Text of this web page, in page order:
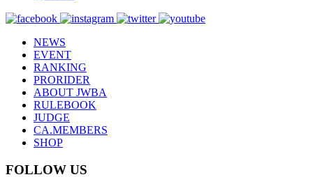
NEWS
EVENT
RANKING
PRORIDER
ABOUT JWBA
RULEBOOK
JUDGE
CA.MEMBERS
SHOP
FOLLOW US